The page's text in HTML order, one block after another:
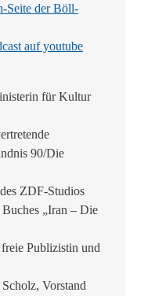
Seite der Böll-
auf youtube
für Kultur
90/Die
ZDF-Studios
„Iran – Die
Publizistin und
Vorstand